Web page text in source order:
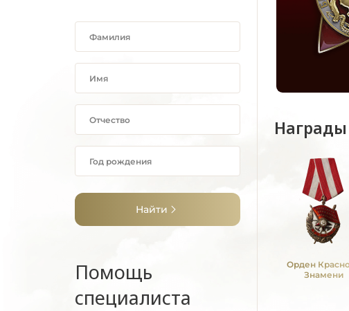
Найти
Помощь
специалиста
Награды
Орден
Знамени